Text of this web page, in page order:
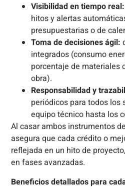
Visibilidad en tiempo real:
hitos y alertas
presupuestarias o de
Toma de decisiones ágil:
integrados (consumo
porcentaje de materiales
obra).
Responsabilidad y
periódicos para todos los
equipo técnico hasta los
Al casar ambos instrumentos
asegura que cada crédito o
reflejada en un hito de
en fases avanzadas.
Beneficios detallados para